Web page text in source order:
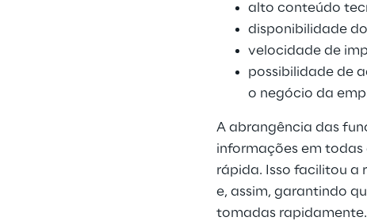
alto conteúdo
disponibilidade
velocidade de
possibilidade de
o negócio da
A abrangência das
informações em
rápida. Isso facilitou a
e, assim, garantindo
tomadas rapidamente.